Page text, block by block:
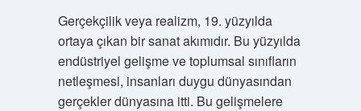
Gerçekçilik veya realizm, 19. yüzyılda
ortaya çıkan bir sanat akımıdır. Bu yüzyılda
endüstriyel gelişme ve toplumsal sınıfların
netleşmesi, insanları duygu dünyasından
gerçekler dünyasına itti. Bu gelişmelere